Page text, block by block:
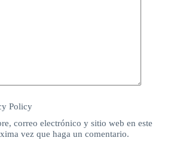
Policy
correo electrónico y sitio web en este
vez que haga un comentario.